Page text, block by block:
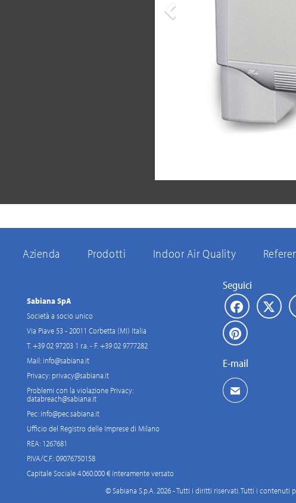
Precedente
Azienda Prodotti Indoor Air Quality
Sabiana SpA
Società a socio unico
Via Piave 53 - 20011 Corbetta (MI) Italia
T. +39 02 97203 1 r.a. - F. +39 02 9777282
Mail: info@sabiana.it
Privacy: privacy@sabiana.it
Problemi con la violazione Privacy:
databreach@sabiana.it
Pec: info@pec.sabiana.it
Ufficio del Registro delle Imprese di Milano
REA: 1267681
P.IVA/C.F.: 09076750158
Capitale Sociale 4.060.000 € interamente versato
Seguici
E-mail
© Sabiana S.p.A. 2026 - Tutti i diritti riservati. Tutti i